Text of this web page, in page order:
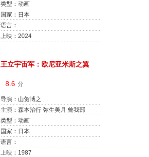
类型：动画
国家：日本
语言：
上映：2024
王立宇宙军：欧尼亚米斯之翼
8.6 分
导演：山贺博之
主演：森本治行 弥生美月 曾我部
和恭 平野正人 铃置洋孝 伊泽弘 户
谷公次 安原义人 岛田敏 安西正弘
类型：动画
国家：日本
语言：
上映：1987